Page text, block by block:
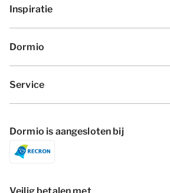
Inspiratie
Dormio
Service
Dormio is aangesloten bij